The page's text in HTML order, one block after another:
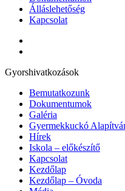
Álláslehetőség
Kapcsolat
Gyorshivatkozások
Bemutatkozunk
Dokumentumok
Galéria
Gyermekkuckó
Hírek
Iskola – előkészítő
Kapcsolat
Kezdőlap
Kezdőlap – Óvoda